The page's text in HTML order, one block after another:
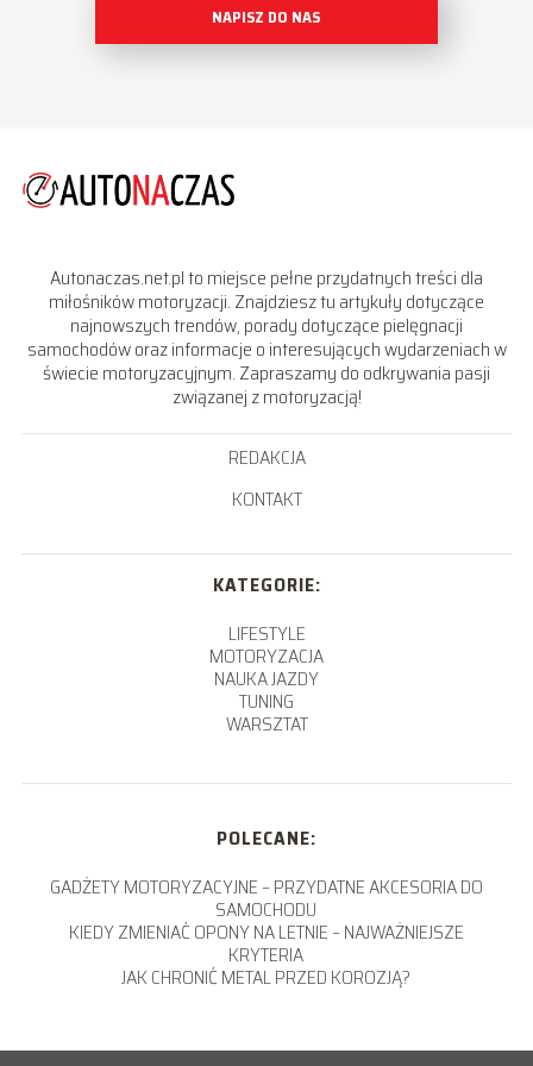
NAPISZ DO NAS
Autonaczas.net.pl to miejsce pełne przydatnych treści dla
miłośników motoryzacji. Znajdziesz tu artykuły dotyczące
najnowszych trendów, porady dotyczące pielęgnacji
samochodów oraz informacje o interesujących wydarzeniach w
świecie motoryzacyjnym. Zapraszamy do odkrywania pasji
związanej z motoryzacją!
REDAKCJA
KONTAKT
KATEGORIE:
LIFESTYLE
MOTORYZACJA
NAUKA JAZDY
TUNING
WARSZTAT
POLECANE:
GADŻETY MOTORYZACYJNE – PRZYDATNE AKCESORIA DO
SAMOCHODU
KIEDY ZMIENIAĆ OPONY NA LETNIE – NAJWAŻNIEJSZE
KRYTERIA
JAK CHRONIĆ METAL PRZED KOROZJĄ?